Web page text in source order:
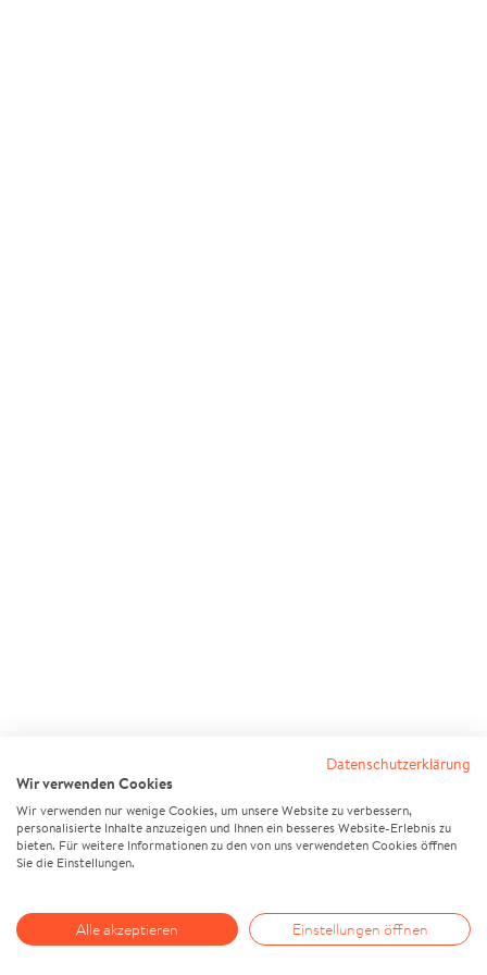
Datenschutzerklärung
Wir verwenden Cookies
Wir verwenden nur wenige Cookies, um unsere Website zu verbessern,
personalisierte Inhalte anzuzeigen und Ihnen ein besseres Website-Erlebnis zu
bieten. Für weitere Informationen zu den von uns verwendeten Cookies öffnen
Sie die Einstellungen.
Alle akzeptieren Einstellungen öffnen